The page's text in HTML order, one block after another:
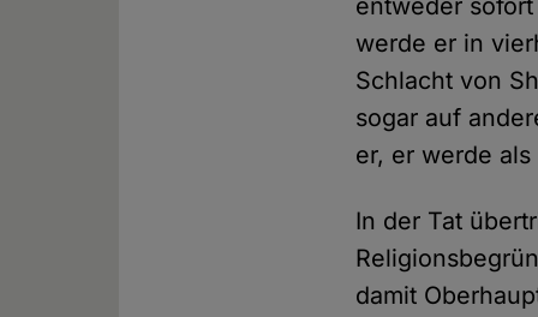
entweder
werde er in
Schlacht von
sogar auf
er, er werde
In der Tat
damit